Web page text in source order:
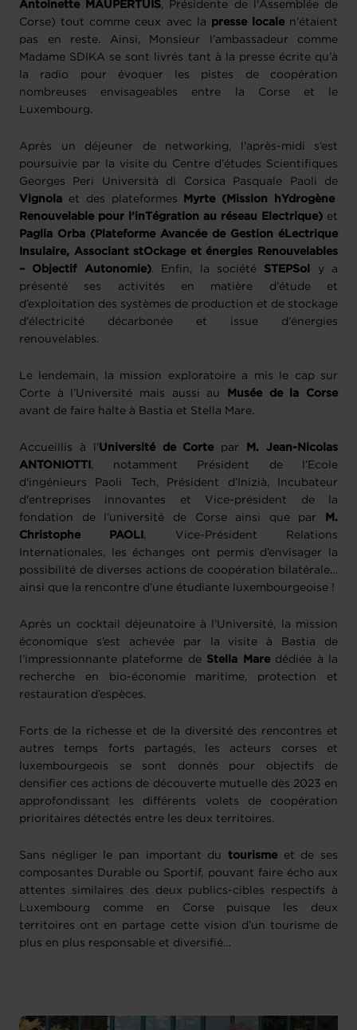
Antoinette MAUPERTUIS, Présidente de l'Assemblée de
Corse) tout comme ceux avec la
presse localen’étaient
pas en reste. Ainsi, Monsieur l’ambassadeur comme
Madame SDIKA se sont livrés tant à la presse écrite qu’à
la radio pour évoquer les pistes de coopération
nombreuses envisageables entre la Corse et le
Luxembourg.
Après un déjeuner de networking, l'après-midi s’est
poursuivie par la visite du Centre d’études Scientifiques
Georges Peri Università di Corsica Pasquale Paoli de
Vignola et des plateformes
Myrte (Mission hYdrogène
Renouvelable pour l’inTégration au réseau Electrique) et
Paglia Orba (Plateforme Avancée de Gestion éLectrique
Insulaire, Associant stOckage et énergies Renouvelables
– Objectif Autonomie). Enfin, la société STEPSol
y a
présenté ses activités en matière d’étude et
d’exploitation des systèmes de production et de stockage
d’électricité décarbonée et issue d’énergies
renouvelables.
Le lendemain, la mission exploratoire a mis le cap sur
Corte à l’Université mais aussi au
Musée de la Corse
avant de faire halte à Bastia et Stella Mare.
Accueillis à l’Université de Corte par
M. Jean-Nicolas
ANTONIOTTI , notamment Président de l’Ecole
d'ingénieurs Paoli Tech, Président d’Inizià, Incubateur
d'entreprises innovantes et Vice-président de la
fondation de l’université de Corse ainsi que par
M.
Christophe PAOLI , Vice-Président Relations
Internationales, les échanges ont permis d’envisager la
possibilité de diverses actions de coopération bilatérale…
ainsi que la rencontre d’une étudiante luxembourgeoise !
Après un cocktail déjeunatoire à l’Université, la mission
économique s’est achevée par la visite à Bastia de
l’impressionnante plateforme de Stella Mare dédiée à la
recherche en bio-économie maritime, protection et
restauration d’espèces.
Forts de la richesse et de la diversité des rencontres et
autres temps forts partagés, les acteurs corses et
luxembourgeois se sont donnés pour objectifs de
densifier ces actions de découverte mutuelle dès 2023 en
approfondissant les différents volets de coopération
prioritaires détectés entre les deux territoires.
Sans négliger le pan important du tourisme et de ses
composantes Durable ou Sportif, pouvant faire écho aux
attentes similaires des deux publics-cibles respectifs à
Luxembourg comme en Corse puisque les deux
territoires ont en partage cette vision d’un tourisme de
plus en plus responsable et diversifié…